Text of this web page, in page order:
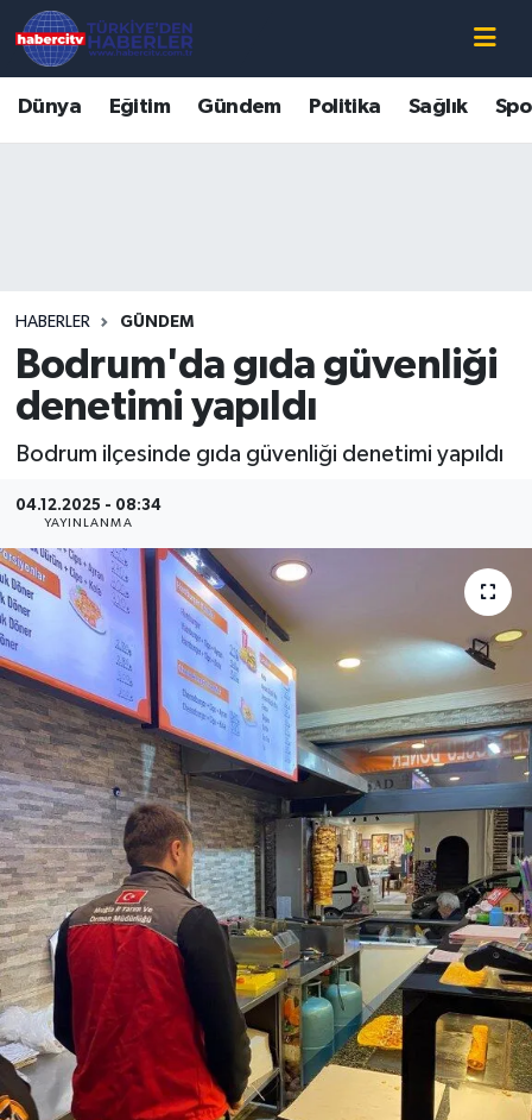
Dünya Eğitim Gündem Politika Sağlık
HABERLER GÜNDEM
Bodrum'da gıda güvenliği
denetimi yapıldı
Bodrum ilçesinde gıda güvenliği denetimi yapıldı
04.12.2025 - 08:34
YAYINLANMA
Süper Lig Puan Durumu ve Fikstür
Tüm Manşetler
Son Dakika Haberleri
Haber Arşivi